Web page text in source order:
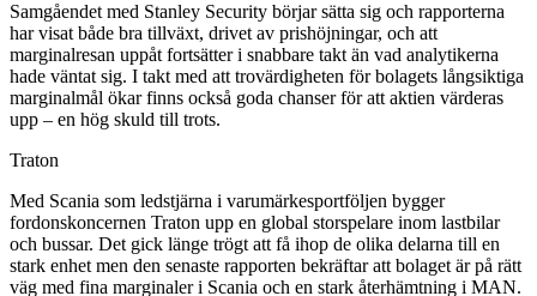
Samgåendet med Stanley Security börjar sätta sig och rapporterna
har visat både bra tillväxt, drivet av prishöjningar, och att
marginalresan uppåt fortsätter i snabbare takt än vad analytikerna
hade väntat sig. I takt med att trovärdigheten för bolagets långsiktiga
marginalmål ökar finns också goda chanser för att aktien värderas
upp – en hög skuld till trots.
Traton
Med Scania som ledstjärna i varumärkesportföljen bygger
fordonskoncernen Traton upp en global storspelare inom lastbilar
och bussar. Det gick länge trögt att få ihop de olika delarna till en
stark enhet men den senaste rapporten bekräftar att bolaget är på rätt
väg med fina marginaler i Scania och en stark återhämtning i MAN.